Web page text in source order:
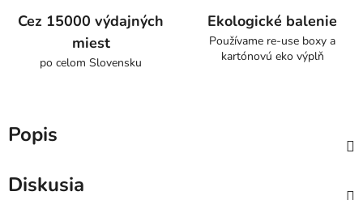
Cez 15000 výdajných
miest
po celom Slovensku
Ekologické balenie
Používame re-use boxy a
kartónovú eko výplň
Popis
Diskusia